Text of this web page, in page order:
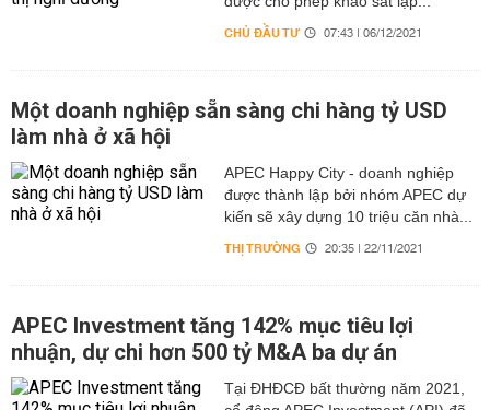
CHỦ ĐẦU TƯ 07:43 | 06/12/2021
Một doanh nghiệp sẵn sàng chi hàng tỷ USD
làm nhà ở xã hội
APEC Happy City - doanh nghiệp
được thành lập bởi nhóm APEC dự
kiến sẽ xây dựng 10 triệu căn nhà...
THỊ TRƯỜNG 20:35 | 22/11/2021
APEC Investment tăng 142% mục tiêu lợi
nhuận, dự chi hơn 500 tỷ M&A ba dự án
Tại ĐHĐCĐ bất thường năm 2021,